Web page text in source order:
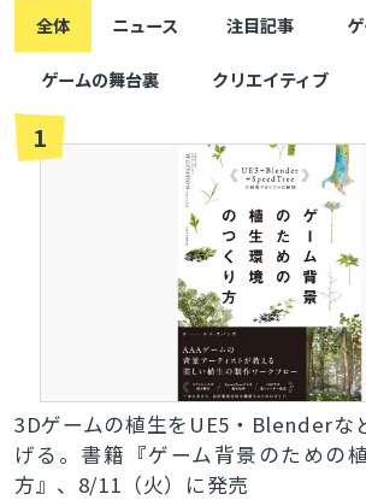
全体 ニュース 注目記事
ゲームの舞台裏 クリエイティブ
1
3Dゲームの植生をUE5・Blenderな
げる。書籍『ゲーム背景のための
方』、8/11（火）に発売